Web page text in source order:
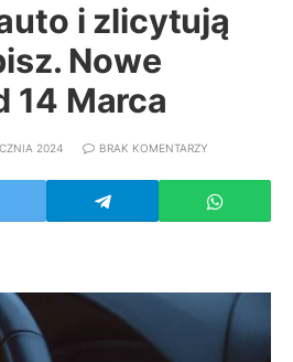
i zlicytują
Nowe
14 Marca
2024 BRAK KOMENTARZY